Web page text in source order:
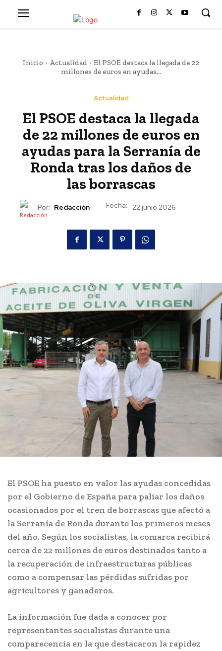
Inicio Actualidad
El PSOE destaca la llegada de 22
millones de euros en ayudas...
Actualidad
El PSOE destaca la llegada
de 22 millones de euros en
ayudas para la Serranía de
Ronda tras los daños de
las borrascas
Por: Redacción Fecha: 22 junio 2026
El PSOE ha puesto en valor las ayudas concedidas
por el Gobierno de España para paliar los daños
ocasionados por el tren de borrascas que afectó a
la Serranía de Ronda durante los primeros meses
del año. Según los socialistas, la comarca recibirá
cerca de 22 millones de euros destinados tanto a
la recuperación de infraestructuras públicas
como a compensar las pérdidas sufridas por
agricultores y ganaderos.
La información fue dada a conocer por
representantes socialistas durante una
comparecencia en la que destacaron la rapidez